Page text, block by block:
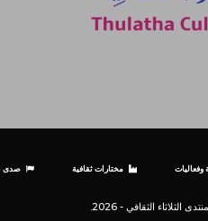
وفعاليات مختارات ثقافية صدى
الثقافي - 2026.